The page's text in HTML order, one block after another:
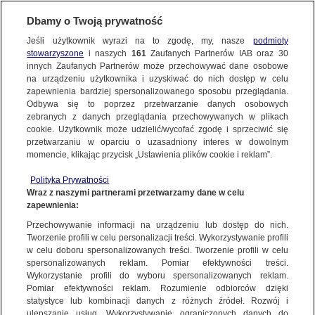
KONTAKT24
Wyślij Materiał
WYŚLIJ MATERIAŁ
NAJNOWSZE
GORĄCE TEMATY
WIĘCEJ
KANAŁY
Dzień dobry!
Jedno konto do wszystkich usług
KONTAKT24|NAJNOWSZE
MATERIAŁ UŻYTKOWNIKA
Potężny pożar kamienicy w Ozorkowie
Dbamy o Twoją prywatność
Jeśli użytkownik wyrazi na to zgodę, my, nasze podmioty
stowarzyszone i naszych 161Zaufanych Partnerów IAB oraz 30
innych Zaufanych Partnerów może przechowywać dane osobowe
na urządzeniu użytkownika i uzyskiwać do nich dostęp w celu
zapewnienia bardziej spersonalizowanego sposobu przeglądania.
Odbywa się to poprzez przetwarzanie danych osobowych
zebranych z danych przeglądania przechowywanych w plikach
cookie. Użytkownik może udzielić/wycofać zgodę i sprzeciwić się
przetwarzaniu w oparciu o uzasadniony interes w dowolnym
momencie, klikając przycisk „Ustawienia plików cookie i reklam”.
Polityka Prywatności
Wraz z naszymi partnerami przetwarzamy dane w celu
zapewnienia:
Przechowywanie informacji na urządzeniu lub dostęp do nich.
Tworzenie profili w celu personalizacji treści. Wykorzystywanie profili
w celu doboru spersonalizowanych treści. Tworzenie profili w celu
spersonalizowanych reklam. Pomiar efektywności treści.
Wykorzystanie profili do wyboru spersonalizowanych reklam.
Pomiar efektywności reklam. Rozumienie odbiorców dzięki
statystyce lub kombinacji danych z różnych źródeł. Rozwój i